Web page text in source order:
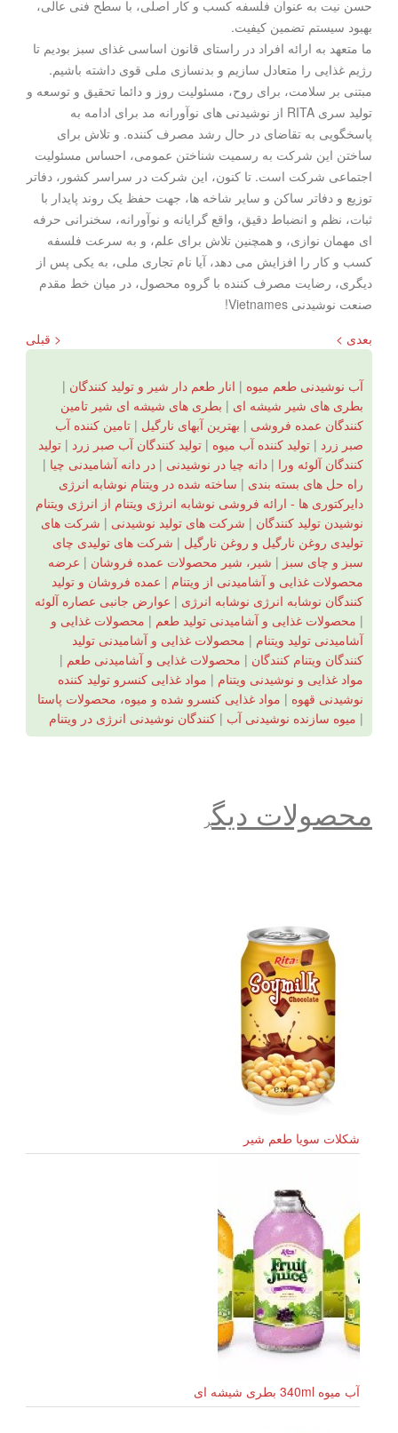
حسن نیت به عنوان فلسفه کسب و کار اصلی، با سطح فنی عالی،
بهبود سیستم تضمین کیفیت.
ما متعهد به ارائه افراد در راستای قانون اساسی غذای سبز بودیم تا
رژیم غذایی را متعادل سازیم و بدنسازی ملی قوی داشته باشیم.
مبتنی بر سلامت، برای روح، مسئولیت روز و دائما تحقیق و توسعه و
تولید سری RITA از نوشیدنی های نوآورانه مد برای ادامه به
پاسخگویی به تقاضای در حال رشد مصرف کننده. و تلاش برای
ساختن این شرکت به رسمیت شناختن عمومی، احساس مسئولیت
اجتماعی شرکت است. تا کنون، این شرکت در سراسر کشور، دفاتر
توزیع و دفاتر ساکن و سایر شاخه ها، جهت حفظ یک روند پایدار با
ثبات، نظم و انضباط دقیق، واقع گرایانه و نوآورانه، سخنرانی حرفه
ای مهمان نوازی، و همچنین تلاش برای علم، و به سرعت فلسفه
کسب و کار را افزایش می دهد، آیا نام تجاری ملی، به یکی پس از
دیگری، رضایت مصرف کننده با گروه محصول، در میان خط مقدم
صنعت نوشیدنی Vietnames!
< قبلی
بعدی >
آب نوشیدنی طعم میوه | انار طعم دار شیر و تولید کنندگان |
بطری های شیر شیشه ای | بطری های شیشه ای شیر تامین
کنندگان عمده فروشی | بهترین آبهای نارگیل | تامین کننده آب
صبر زرد | تولید کننده آب میوه | تولید کنندگان آب صبر زرد | تولید
کنندگان آلوئه ورا | دانه چیا در نوشیدنی | در دانه آشامیدنی چیا |
راه حل های بسته بندی | ساخته شده در ویتنام نوشابه انرژی
دایرکتوری ها - ارائه فروشی نوشابه انرژی ویتنام از انرژی ویتنام
نوشیدن تولید کنندگان | شرکت های تولید نوشیدنی | شرکت های
تولیدی روغن نارگیل و روغن نارگیل | شرکت های تولیدی چای
سبز و چای سبز | شیر، شیر محصولات عمده فروشان | عرضه
محصولات غذایی و آشامیدنی از ویتنام | عمده فروشان و تولید
کنندگان نوشابه انرژی نوشابه انرژی | عوارض جانبی عصاره آلوئه
| محصولات غذایی و آشامیدنی تولید طعم | محصولات غذایی و
آشامیدنی تولید ویتنام | محصولات غذایی و آشامیدنی تولید
کنندگان ویتنام کنندگان | محصولات غذایی و آشامیدنی طعم |
مواد غذایی و نوشیدنی ویتنام | مواد غذایی کنسرو تولید کننده
نوشیدنی قهوه | مواد غذایی کنسرو شده و میوه، محصولات پاستا
| میوه سازنده نوشیدنی آب | کنندگان نوشیدنی انرژی در ویتنام
محصولات دیگر
شکلات سویا طعم شیر
آب میوه 340ml بطری شیشه ای